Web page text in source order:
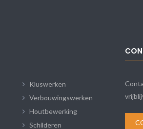
Kluswerken
Verbouwingswerken
Houtbewerking
Schilderen